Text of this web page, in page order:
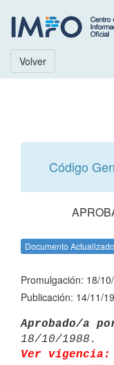
Volver
Código
Documento Actualizado
Promulgación: 18/
Publicación: 14/11/
Aprobado/a
Ver vigencia: